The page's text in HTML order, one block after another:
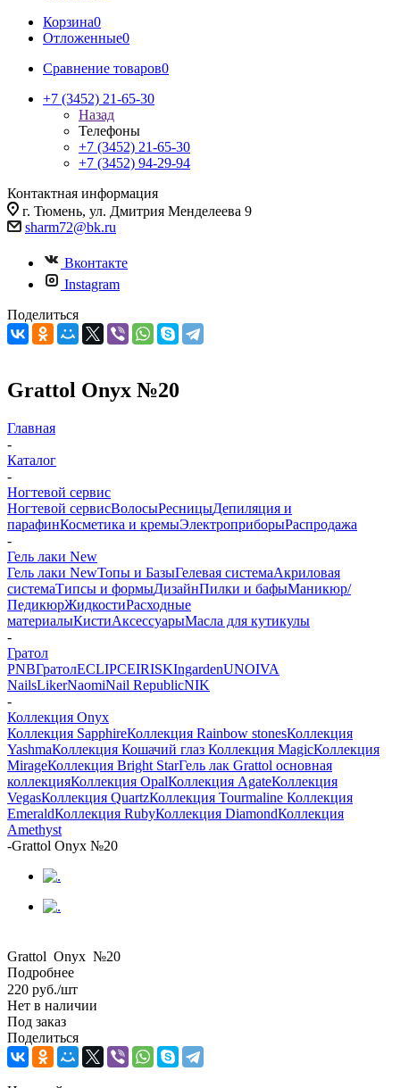
Корзина0
Отложенные0
Сравнение товаров0
+7 (3452) 21-65-30
Назад
Телефоны
+7 (3452) 21-65-30
+7 (3452) 94-29-94
Контактная информация
г. Тюмень, ул. Дмитрия Менделеева 9
sharm72@bk.ru
Вконтакте
Instagram
Поделиться
Grattol Onyx №20
Главная
-
Каталог
-
Ногтевой сервис
Ногтевой сервисВолосыРесницыДепиляция и
парафинКосметика и кремыЭлектроприборыРаспродажа
-
Гель лаки New
Гель лаки NewТопы и БазыГелевая системаАкриловая
системаТипсы и формыДизайнПилки и бафыМаникюр/
ПедикюрЖидкостиРасходные
материалыКистиАксессуарыМасла для кутикулы
-
Гратол
PNBГратолECLIPCEIRISKIngardenUNOIVA
NailsLikerNaomiNail RepublicNIK
-
Коллекция Onyx
Коллекция SapphireКоллекция Rainbow stonesКоллекция
YashmaКоллекция Кошачий глаз Коллекция MagicКоллекция
MirageКоллекция Bright StarГель лак Grattol основная
коллекцияКоллекция OpalКоллекция AgateКоллекция
VegasКоллекция QuartzКоллекция Tourmaline Коллекция
EmeraldКоллекция RubyКоллекция DiamondКоллекция
Amethyst
-Grattol Onyx №20
Grattol Onyx №20
Подробнее
220 руб./шт
Нет в наличии
Под заказ
Поделиться